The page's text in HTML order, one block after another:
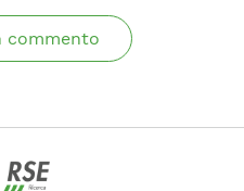
commento